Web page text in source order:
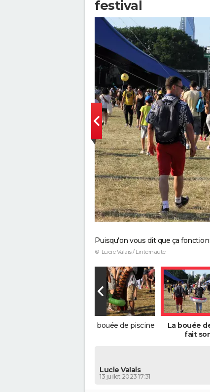
festival
Puisqu'on vous dit que ça
© Lucie Valais / Linternaute
La bouée de piscine
La bouée
fait
Lucie Valais
13 juillet 2023 17:31